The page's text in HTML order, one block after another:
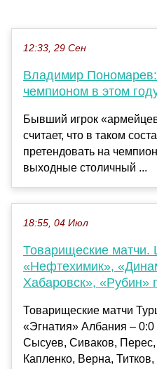
12:33, 29 Сен
Владимир
чемпионом в этом
Бывший игрок
считает, что в таком
претендовать на
выходные столичный ...
18:55, 04 Июл
Товарищеские матчи.
«Нефтехимик»,
Хабаровск»,
Товарищеские матчи
«Эгнатия» Албания – 0:0
Сысуев, Сиваков,
Капленко, Верна, Титков,